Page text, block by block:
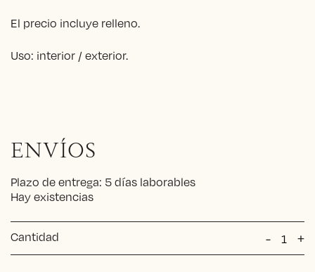
El precio incluye relleno.
Uso: interior / exterior.
ENVÍOS
Plazo de entrega: 5 días laborables
Hay existencias
Cantidad -
rayas
+